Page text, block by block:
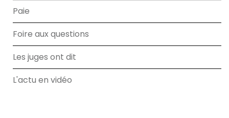
Paie
Foire aux questions
Les juges ont dit
L'actu en vidéo